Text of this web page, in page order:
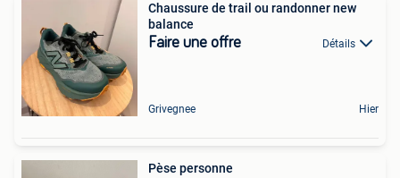
Chaussure de trail ou randonner new
balance
Faire une offre Détails
Grivegnee Hier
Pèse personne